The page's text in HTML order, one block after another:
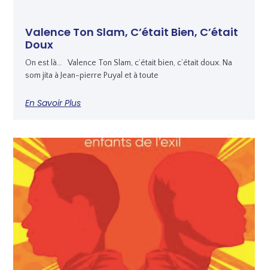
Valence Ton Slam, C’était Bien, C’était
Doux
On est là… Valence Ton Slam, c’était bien, c’était doux. Na
som jita à Jean-pierre Puyal et à toute
En Savoir Plus